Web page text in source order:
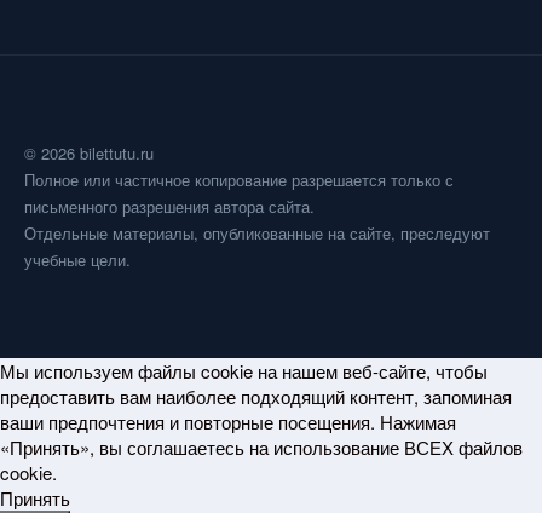
© 2026 bilettutu.ru
Полное или частичное копирование разрешается только с
письменного разрешения автора сайта.
Отдельные материалы, опубликованные на сайте, преследуют
учебные цели.
Мы используем файлы cookie на нашем веб-сайте, чтобы
предоставить вам наиболее подходящий контент, запоминая
ваши предпочтения и повторные посещения. Нажимая
«Принять», вы соглашаетесь на использование ВСЕХ файлов
cookie.
Принять